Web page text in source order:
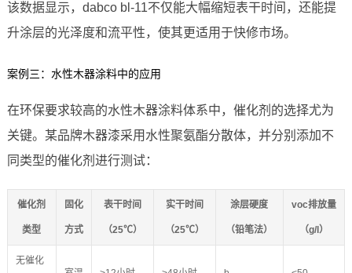
该数据显示，dabco bl-11不仅能大幅缩短表干时间，还能提
升涂层的光泽度和流平性，使其更适用于快修市场。
案例三：水性木器涂料中的应用
在环保要求较高的水性木器涂料体系中，催化剂的选择尤为
关键。某品牌木器漆采用水性聚氨酯分散体，并分别添加不
同类型的催化剂进行测试：
催化剂
类型
固化
方式
表干时间
（25℃）
实干时间
（25℃）
涂层硬度
（铅笔法）
voc排放量
（g/l）
无催化